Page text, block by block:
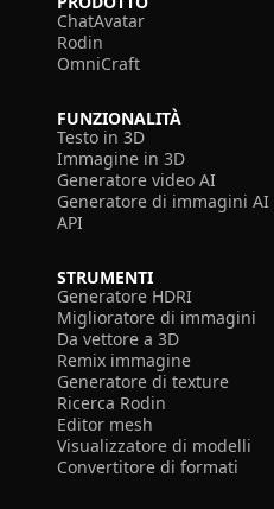
ChatAvatar
Rodin
OmniCraft
FUNZIONALITÀ
Testo in 3D
Immagine in 3D
Generatore video AI
Generatore di immagini AI
API
STRUMENTI
Generatore HDRI
Miglioratore di immagini
Da vettore a 3D
Remix immagine
Generatore di texture
Ricerca Rodin
Editor mesh
Visualizzatore di modelli
Convertitore di formati